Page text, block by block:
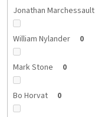
Jonathan Marchessault
William Nylander 0
Mark Stone 0
Bo Horvat 0